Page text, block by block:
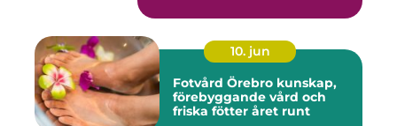
10. jun
Fotvård Örebro kunskap,
förebyggande vård och
friska fötter året runt